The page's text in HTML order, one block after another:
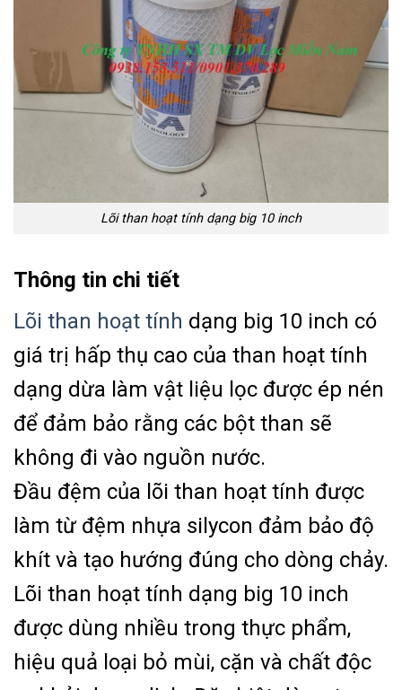
Lõi than hoạt tính dạng big 10 inch
Thông tin chi tiết
Lõi than hoạt tính dạng big 10 inch có
giá trị hấp thụ cao của than hoạt tính
dạng dừa làm vật liệu lọc được ép nén
để đảm bảo rằng các bột than sẽ
không đi vào nguồn nước.
Đầu đệm của lõi than hoạt tính được
làm từ đệm nhựa silycon đảm bảo độ
khít và tạo hướng đúng cho dòng chảy.
Lõi than hoạt tính dạng big 10 inch
được dùng nhiều trong thực phẩm,
hiệu quả loại bỏ mùi, cặn và chất độc